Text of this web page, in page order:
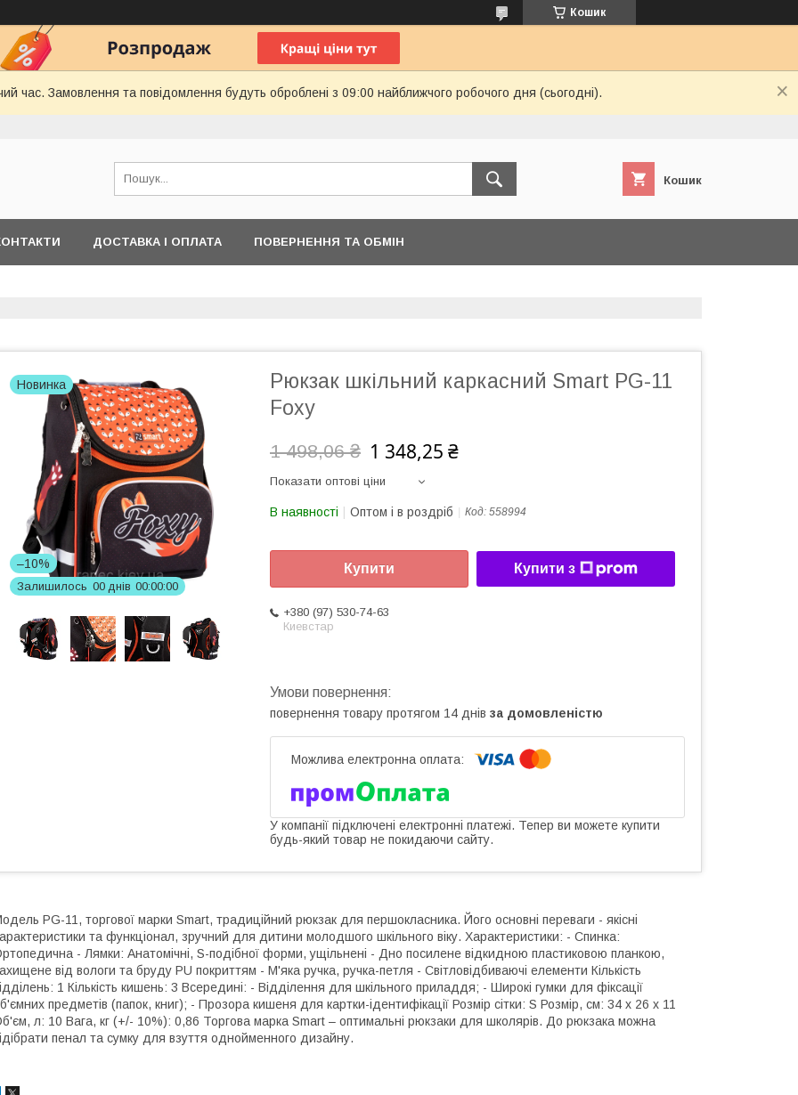
Кошик
час. Замовлення та повідомлення будуть оброблені з 09:00 найближчого робочого дня (сьогодні).
Кошик
ДОСТАВКА І ОПЛАТА ПОВЕРНЕННЯ ТА ОБМІН
Новинка
–10%
Залишилось 00 днів 00 00 00
Рюкзак шкільний каркасний Smart PG-11
Foxy
1 498,06 ₴ 1 348,25 ₴
Показати оптові ціни
В наявності Оптом і в роздріб Код: 558994
Купити Купити з
+380 (97) 530-74-63
Киевстар
повернення товару протягом 14 днів за домовленістю
У компанії підключені електронні платежі. Тепер ви можете купити
будь-який товар не покидаючи сайту.
PG-11, торгової марки Smart, традиційний рюкзак для першокласника. Його основні переваги - якісні
та функціонал, зручний для дитини молодшого шкільного віку. Характеристики: - Спинка:
- Лямки: Анатомічні, S-подібної форми, ущільнені - Дно посилене відкидною пластиковою планкою,
від вологи та бруду PU покриттям - М'яка ручка, ручка-петля - Світловідбиваючі елементи Кількість
1 Кількість кишень: 3 Всередині: - Відділення для шкільного приладдя; - Широкі гумки для фіксації
предметів (папок, книг); - Прозора кишеня для картки-ідентифікації Розмір сітки: S Розмір, см: 34 х 26 х 11
л: 10 Вага, кг (+/- 10%): 0,86 Торгова марка Smart – оптимальні рюкзаки для школярів. До рюкзака можна
пенал та сумку для взуття однойменного дизайну.